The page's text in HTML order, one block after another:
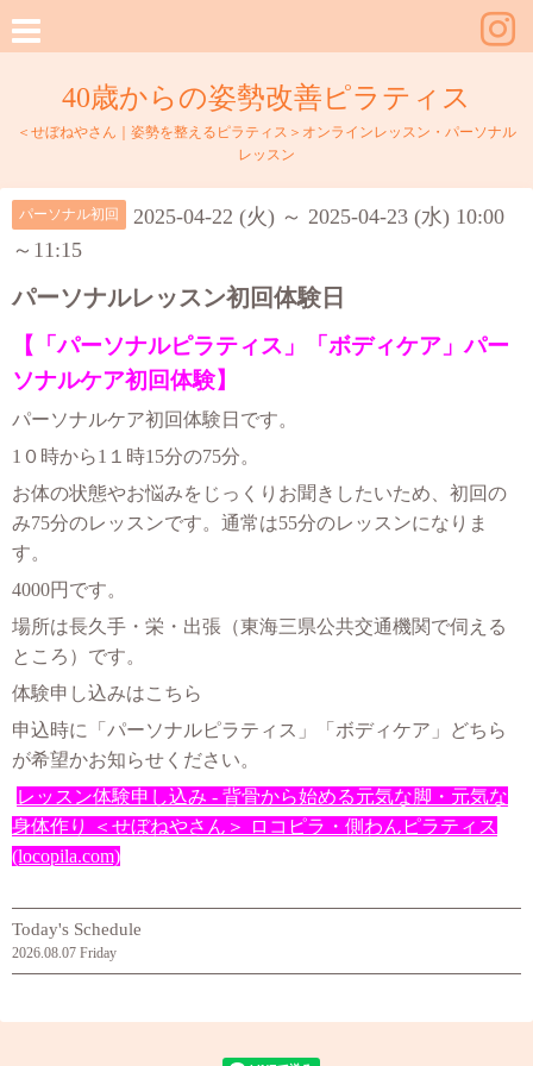
40歳からの姿勢改善ピラティス
＜せぼねやさん｜姿勢を整えるピラティス＞オンラインレッスン・パーソナル
レッスン
パーソナル初回
2025-04-22 (火) ～ 2025-04-23 (水) 10:00
～11:15
パーソナルレッスン初回体験日
【「パーソナルピラティス」「ボディケア」パー
ソナルケア初回体験】
パーソナルケア初回体験日です。
1０時から1１時15分の75分。
お体の状態やお悩みをじっくりお聞きしたいため、初回の
み75分のレッスンです。 通常は55分のレッスンになりま
す。
4000円です。
場所は長久手・栄・出張（東海三県公共交通機関で伺える
ところ ）です。
体験申し込みはこちら
申込時に「パーソナルピラティス」「ボディケア」どちら
が希望かお知らせください。
レッスン体験申し込み - 背骨から始める元気な脚・元気な
身体作り ＜せぼねやさん＞ ロコピラ・側わんピラティス
(locopila.com)
Today's Schedule
2026.08.07 Friday